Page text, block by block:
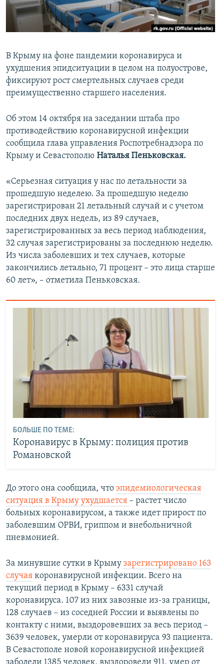
ПОБЕДИТЕЛЕЙ НЕ СУДЯТ?
КРЫМ.НЕПОКОРЕННЫЙ
УКРАИНСКАЯ ПРОБЛЕМА КРЫМА
ПРИСОЕДИНЯЙТЕСЬ!
В Крыму на фоне пандемии коронавируса и
ухудшения эпидситуации в целом на полуострове,
фиксируют рост смертельных случаев среди
преимущественно старшего населения.
Об этом 14 октября на заседании штаба про
противодействию коронавирусной инфекции
сообщила глава управления Роспотребнадзора по
Крыму и Севастополю Наталья Пеньковская.
«Серьезная ситуация у нас по летальности за
прошедшую неделею. За прошедшую неделю
зарегистрирован 21 летальный случай и с учетом
последних двух недель, из 89 случаев,
зарегистрированных за весь период наблюдения,
32 случая зарегистрированы за последнюю неделю.
Из числа заболевших и тех случаев, которые
закончились летально, 71 процент – это лица старше
60 лет», – отметила Пеньковская.
БОЛЬШЕ ПО ТЕМЕ:
Коронавирус в Крыму: полиция против
Романовской
До этого она сообщила, что эпидемиологическая
ситуация в Крыму ухудшается – растет число
больных коронавирусом, а также идет прирост по
заболевшим ОРВИ, гриппом и внебольничной
пневмонией.
За минувшие сутки в Крыму зарегистрировано 163
случая коронавирусной инфекции. Всего на
текущий период в Крыму – 6331 случай
коронавируса. 107 из них завозные из-за границы,
128 случаев – из соседней России и выявлены по
контакту с ними, выздоровевших за весь период –
3639 человек, умерли от коронавируса 93 пациента.
В Севастополе новой коронавирусной инфекцией
заболели 1385 человек, выздоровели 911, умер от